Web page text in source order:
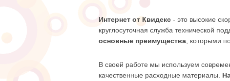
Интернет от Квидекс - это высокие
круглосуточная служба технической
основные преимущества , которыми
В своей работе мы используем
качественные расходные материалы.